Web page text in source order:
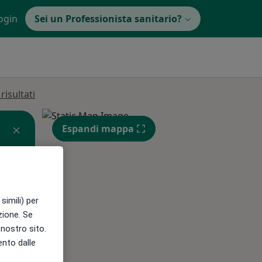
Sei un Professionista sanitario?
Gio,
Espandi mappa
per
Se
sito.
dalle